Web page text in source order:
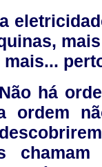
mais...
ordem
ordem